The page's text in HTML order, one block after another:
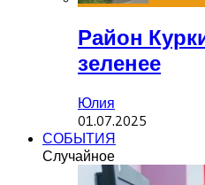
Район
зеленее
Юлия
01.07.2025
СОБЫТИЯ
Случайное